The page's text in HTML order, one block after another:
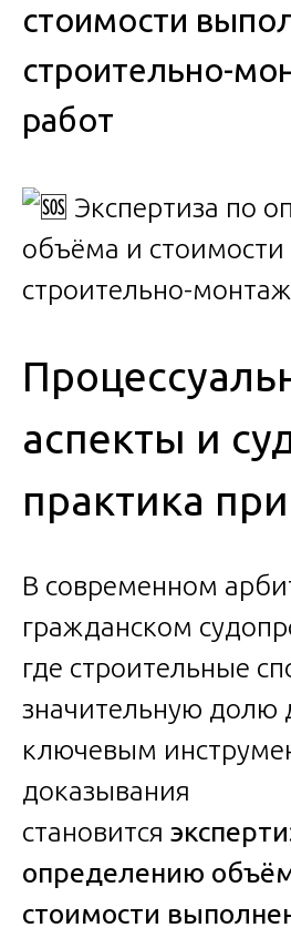
стоимости
строительно-
работ
аспекты и
практика
В современном
гражданском
где строительные
значительную долю
ключевым
доказывания
становится
определению
стоимости